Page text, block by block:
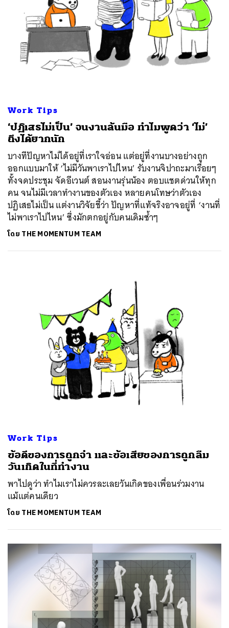
Work Tips
‘ปฏิเสธไม่เป็น’ จนงานล้นมือ ทำไมพูดว่า ‘ไม่’
ถึงได้ยากนัก
บางทีปัญหาไม่ได้อยู่ที่เราใจอ่อน แต่อยู่ที่งานบางอย่างถูก
ออกแบบมาให้ ‘ไม่มีวันพาเราไปไหน’ รับงานจิปาถะมาเรื่อยๆ
ทั้งจดประชุม จัดอีเวนต์ สอนงานรุ่นน้อง ตอบแชตด่วนให้ทุก
คน จนไม่มีเวลาทำงานของตัวเอง หลายคนโทษว่าตัวเอง
ปฏิเสธไม่เป็น แต่งานวิจัยชี้ว่า ปัญหาที่แท้จริงอาจอยู่ที่ ‘งานที่
ไม่พาเราไปไหน’ ซึ่งมักตกอยู่กับคนเดิมซ้ำๆ
โดย THE MOMENTUM TEAM
Work Tips
ข้อดีของการถูกจำ และข้อเสียของการถูกลืม
วันเกิดในที่ทำงาน
พาไปดูว่า ทำไมเราไม่ควรละเลยวันเกิดของเพื่อนร่วมงาน
แม้แต่คนเดียว
โดย THE MOMENTUM TEAM